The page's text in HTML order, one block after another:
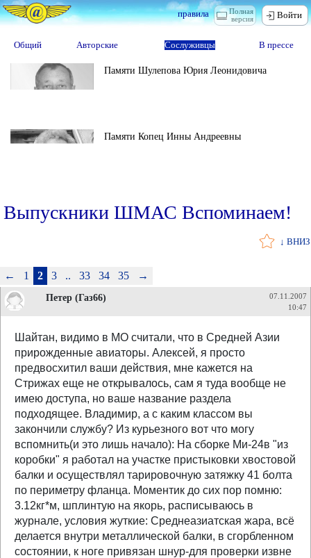
Полная
версия
правила Войти
Общий Авторские Сослуживцы В прессе
Памяти Шулепова Юрия Леонидовича
Памяти Копец Инны Андреевны
Выпускники ШМАС Вспоминаем!
↓ ВНИЗ
← 1 2 3 .. 33 34 35 →
Петер (Газ66)
07.11.2007
10:47
Шайтан, видимо в МО считали, что в Средней Азии
прирожденные авиаторы. Алексей, я просто
предвосхитил ваши действия, мне кажется на
Стрижах еще не открывалось, сам я туда вообще не
имею доступа, но ваше название раздела
подходящее. Владимир, а с каким классом вы
закончили службу? Из курьезного вот что могу
вспомнить(и это лишь начало): На сборке Ми-24в "из
коробки" я работал на участке пристыковки хвостовой
балки и осуществлял тарировочную затяжку 41 болта
по периметру фланца. Моментик до сих пор помню:
3.12кг*м, шплинтую на якорь, расписываюсь в
журнале, условия жуткие: Среднеазиатская жара, всё
делается внутри металлической балки, в сгорбленном
состоянии, к ноге привязан шнур-для проверки извне